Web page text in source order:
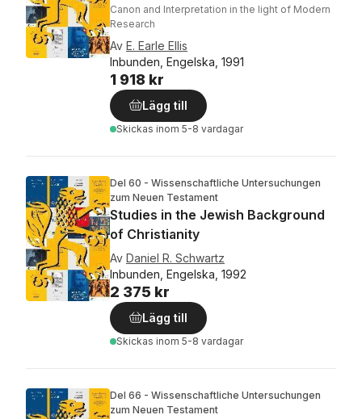
Canon and Interpretation in the light of Modern
Research
Av E. Earle Ellis
Inbunden, Engelska, 1991
1 918 kr
Lägg till
Skickas inom 5-8 vardagar
Del 60 - Wissenschaftliche Untersuchungen
zum Neuen Testament
Studies in the Jewish Background
of Christianity
Av Daniel R. Schwartz
Inbunden, Engelska, 1992
2 375 kr
Lägg till
Skickas inom 5-8 vardagar
Del 66 - Wissenschaftliche Untersuchungen
zum Neuen Testament